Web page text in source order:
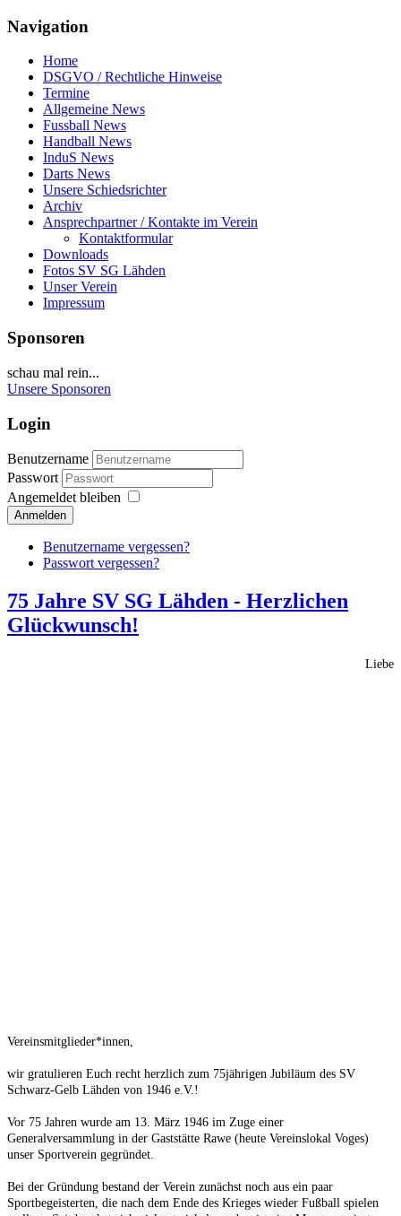
Navigation
Home
DSGVO / Rechtliche Hinweise
Termine
Allgemeine News
Fussball News
Handball News
InduS News
Darts News
Unsere Schiedsrichter
Archiv
Ansprechpartner / Kontakte im Verein
Kontaktformular
Downloads
Fotos SV SG Lähden
Unser Verein
Impressum
Sponsoren
schau mal rein...
Unsere Sponsoren
Login
Benutzername
Passwort
Angemeldet bleiben
Anmelden
Benutzername vergessen?
Passwort vergessen?
75 Jahre SV SG Lähden - Herzlichen
Glückwunsch!
Liebe
Vereinsmitglieder*innen,
wir gratulieren Euch recht herzlich zum 75jährigen Jubiläum des SV
Schwarz-Gelb Lähden von 1946 e.V.!
Vor 75 Jahren wurde am 13. März 1946 im Zuge einer
Generalversammlung in der Gaststätte Rawe (heute Vereinslokal Voges)
unser Sportverein gegründet.
Bei der Gründung bestand der Verein zunächst noch aus ein paar
Sportbegeisterten, die nach dem Ende des Krieges wieder Fußball spielen